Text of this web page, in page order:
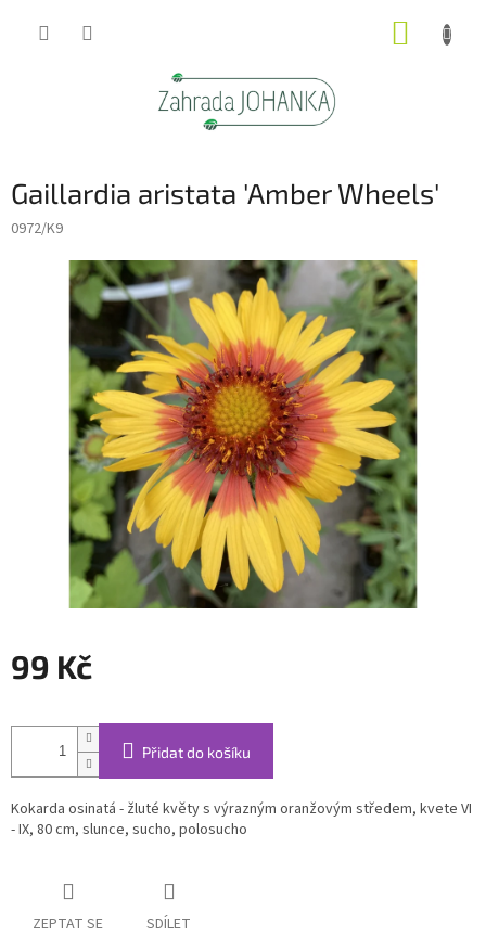
Gaillardia aristata 'Amber Wheels'
0972/K9
99 Kč
cena:
Přidat do košíku
Kokarda osinatá - žluté květy s výrazným oranžovým středem, kvete VI
- IX, 80 cm, slunce, sucho, polosucho
ZEPTAT SE SDÍLET